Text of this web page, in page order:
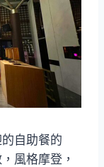
自助餐的
風格摩登，